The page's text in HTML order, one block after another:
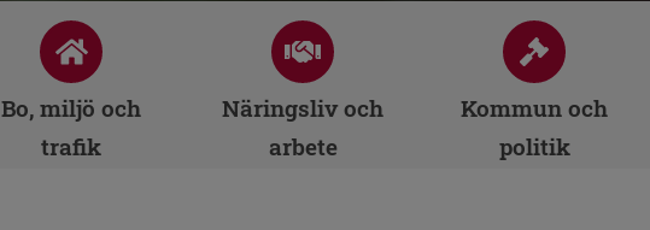
Bo, miljö och
trafik
Näringsliv och
arbete
Kommun och
politik